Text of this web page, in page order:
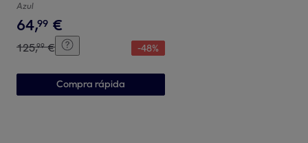
Alfombrilla Protectora, para
Peces, Camarones y
Tortugas, Transparente
Azul
64,99 €
125,99 € -48%
Compra rápida